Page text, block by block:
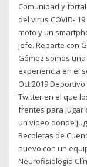
Comunidad y
del virus COVID-
moto y un
jefe. Reparte con
Gómez somos
experiencia en el
Oct 2019
Twitter en el que
frentes para jugar
un video donde
Recoletas de
nuevo con un
Neurofisiología